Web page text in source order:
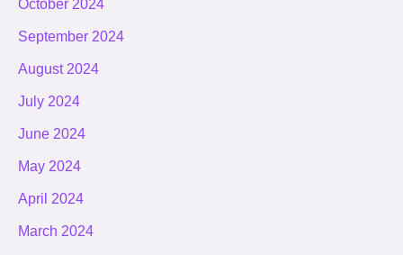
October 2024
September 2024
August 2024
July 2024
June 2024
May 2024
April 2024
March 2024